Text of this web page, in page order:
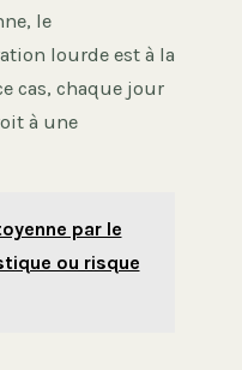
le
lourde est à la
cas, chaque jour
à une
par le
ou risque